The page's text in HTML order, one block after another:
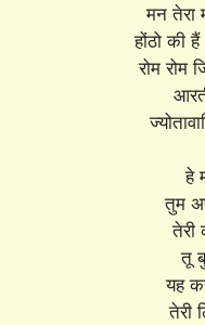
मन तेरा
होंठो की
रोम रोम
हे
तुम
तेरी
तू
यह
तेरी